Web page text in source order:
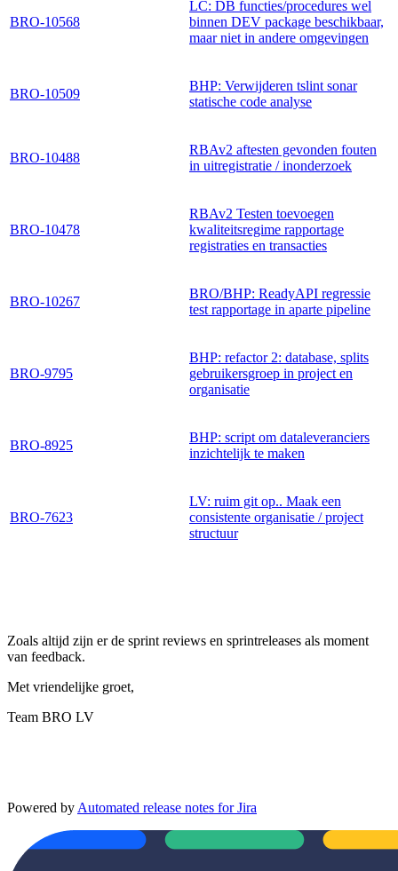
BRO-10568
LC: DB functies/procedures wel
binnen DEV package beschikbaar,
maar niet in andere omgevingen
BRO-10509
BHP: Verwijderen tslint sonar
statische code analyse
BRO-10488
RBAv2 aftesten gevonden fouten
in uitregistratie / inonderzoek
BRO-10478
RBAv2 Testen toevoegen
kwaliteitsregime rapportage
registraties en transacties
BRO-10267
BRO/BHP: ReadyAPI regressie
test rapportage in aparte pipeline
BRO-9795
BHP: refactor 2: database, splits
gebruikersgroep in project en
organisatie
BRO-8925
BHP: script om dataleveranciers
inzichtelijk te maken
BRO-7623
LV: ruim git op.. Maak een
consistente organisatie / project
structuur
Zoals altijd zijn er de sprint reviews en sprintreleases als moment
van feedback.
Met vriendelijke groet,
Team BRO LV
Powered by Automated release notes for Jira